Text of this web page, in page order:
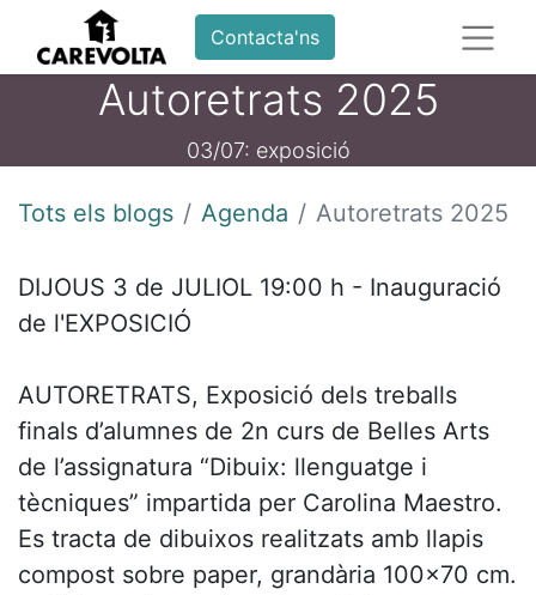
Contacta'ns
Autoretrats 2025
03/07: exposició
Tots els blogs Agenda Autoretrats 2025
DIJOUS 3 de JULIOL 19:00 h - Inauguració
de l'EXPOSICIÓ
AUTORETRATS, Exposició dels treballs
finals d’alumnes de 2n curs de Belles Arts
de l’assignatura “Dibuix: llenguatge i
tècniques” impartida per Carolina Maestro.
Es tracta de dibuixos realitzats amb llapis
compost sobre paper, grandària 100x70 cm.